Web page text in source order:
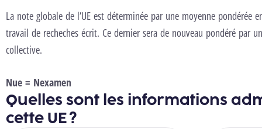
La note globale de l’UE est déterminée par une moyenne pondérée
travail de recheches écrit. Ce dernier sera de nouveau pondéré par
collective.
Nue = Nexamen
Quelles sont les informations
cette UE ?